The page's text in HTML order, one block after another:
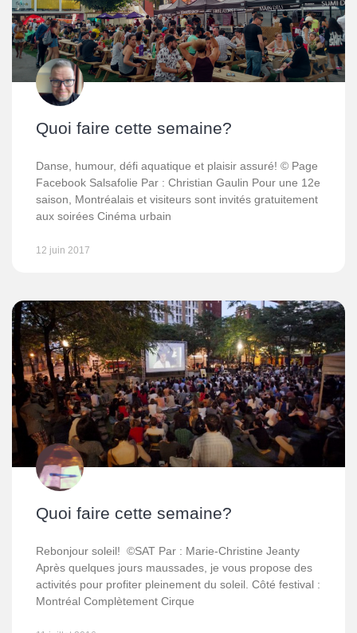
Quoi faire cette semaine?
Danse, humour, défi aquatique et plaisir assuré! © Page
Facebook Salsafolie Par : Christian Gaulin Pour une 12e
saison, Montréalais et visiteurs sont invités gratuitement
aux soirées Cinéma urbain
12 juin 2017
Quoi faire cette semaine?
Rebonjour soleil! ©SAT Par : Marie-Christine Jeanty
Après quelques jours maussades, je vous propose des
activités pour profiter pleinement du soleil. Côté festival :
Montréal Complètement Cirque